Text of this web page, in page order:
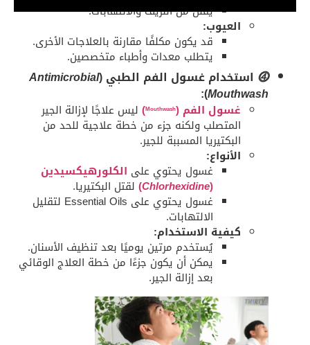
يقلل من النزيف والالتهابات.
العيوب:
قد يكون مكلفًا مقارنة بالعلاجات الأخرى.
يتطلب معدات وأطباء متخصصين.
⓸ استخدام غسول الفم الطبي (Antimicrobial
Mouthwash
):
غسول الفم (Mouthwash
) ليس علاجًا لإزالة الجير
المتصلب ولكنه جزء من خطة علاجية للحد من
البكتيريا المسببة للجير.
الأنواع:
غسول يحتوي على الكلورهيكسيدين
(
Chlorhexidine
) لقتل البكتيريا.
غسول يحتوي على Essential Oils لتقليل
الالتهابات.
كيفية الاستخدام:
يُستخدم مرتين يوميًا بعد تنظيف الأسنان.
يمكن أن يكون جزءًا من خطة العلاج الوقائي
بعد إزالة الجير.